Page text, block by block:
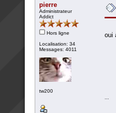
pierre
Administrateur
Addict
Hors ligne
Localisation: 34
Messages: 4011
tw200
oui